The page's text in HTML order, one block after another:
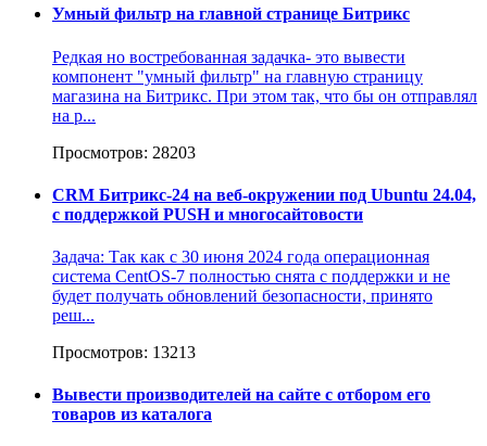
Умный фильтр на главной странице Битрикс
Редкая но востребованная задачка- это вывести
компонент "умный фильтр" на главную страницу
магазина на Битрикс. При этом так, что бы он отправлял
на р...
Просмотров: 28203
CRM Битрикс-24 на веб-окружении под Ubuntu 24.04,
c поддержкой PUSH и многосайтовости
Задача: Так как с 30 июня 2024 года операционная
система CentOS-7 полностью снята с поддержки и не
будет получать обновлений безопасности, принято
реш...
Просмотров: 13213
Вывести производителей на сайте с отбором его
товаров из каталога